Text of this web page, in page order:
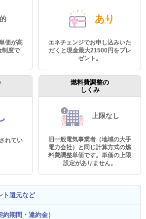
価が高
制度で
あり
エネチェンジでお申し込みいた
だくと現金最大21500円をプレ
ゼント。
れてい
燃料費調整の
しくみ
上限なし
旧一般電気事業者（地域の大手
電力会社）と同じ計算方式の燃
料費調整単価です。単価の上限
設定がありません。
ト還元など
期間・違約金）